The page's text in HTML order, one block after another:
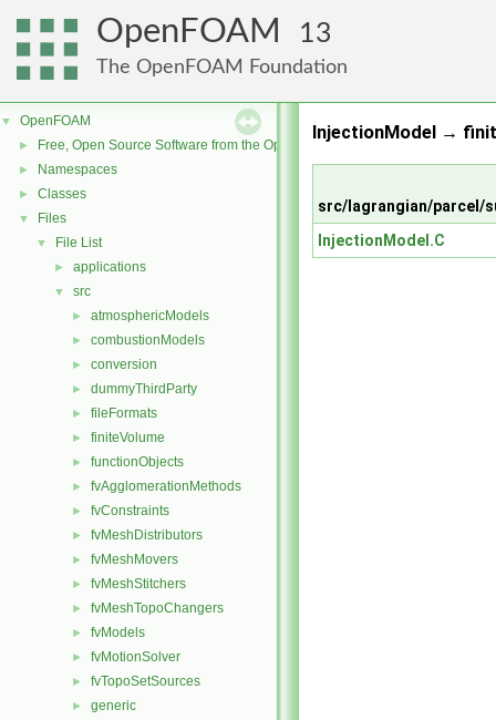
OpenFOAM 13
The OpenFOAM Foundation
▼ OpenFOAM
► Free, Open Source Software from the OpenFOAM Foundation
► Namespaces
► Classes
▼ Files
▼ File List
► applications
▼ src
► atmosphericModels
► combustionModels
► conversion
► dummyThirdParty
► fileFormats
► finiteVolume
► functionObjects
► fvAgglomerationMethods
► fvConstraints
► fvMeshDistributors
► fvMeshMovers
► fvMeshStitchers
► fvMeshTopoChangers
► fvModels
► fvMotionSolver
► fvTopoSetSources
► generic
InjectionModel →
src/lagrangian/parcel/
InjectionModel.C